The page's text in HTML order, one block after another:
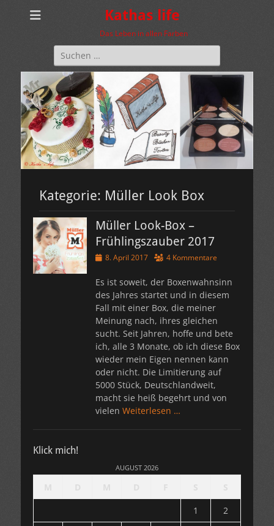
Kathas life
Das Leben in allen Farben
Suchen
nach:
Kategorie: Müller Look Box
Müller Look-Box –
Frühlingszauber 2017
Veröffentlicht
8. April 2017 4 Kommentare
Es ist soweit, der Boxenwahnsinn
des Jahres startet und in diesem
Fall mit einer Box, die meiner
Meinung nach, ihres gleichen
sucht. Seit Jahren, hoffe und bete
ich, alle 3 Monate, ob ich diese Box
wieder mein Eigen nennen kann
oder nicht. Die Limitierung auf
5000 Stück, Deutschlandweit,
macht sie heiß begehrt und von
vielen Weiterlesen …
Klick mich!
AUGUST 2026
1
2